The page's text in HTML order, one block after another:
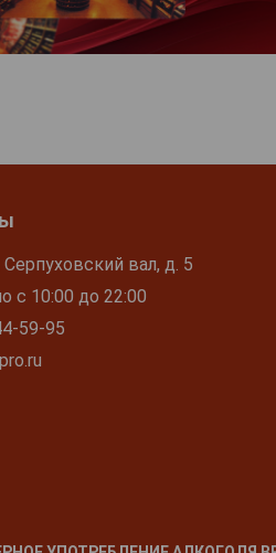
вал, д. 5
с 10:00 до 22:00
59-95